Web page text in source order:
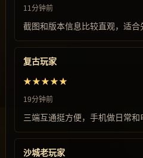
11分钟前
截图和版本信息比较直观，适合
复古玩家
★★★★★
19分钟前
三端互通挺方便，手机做日常和
沙城老玩家